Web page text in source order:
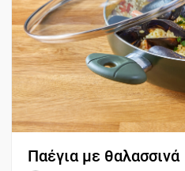
Παέγια με θαλασσινά